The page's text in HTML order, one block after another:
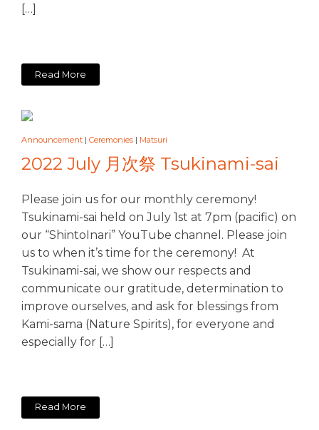
[…]
Read More
Announcement | Ceremonies | Matsuri
2022 July 月次祭 Tsukinami-sai
Please join us for our monthly ceremony!
Tsukinami-sai held on July 1st at 7pm (pacific) on
our “ShintoInari” YouTube channel. Please join
us to when it’s time for the ceremony! At
Tsukinami-sai, we show our respects and
communicate our gratitude, determination to
improve ourselves, and ask for blessings from
Kami-sama (Nature Spirits), for everyone and
especially for […]
Read More